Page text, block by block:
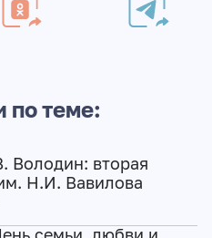
по теме:
Володин: вторая
Н.И. Вавилова